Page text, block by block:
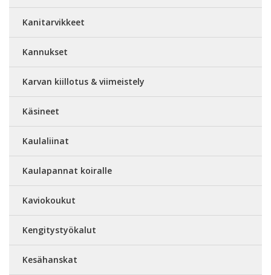
Kanitarvikkeet
Kannukset
Karvan kiillotus & viimeistely
Käsineet
Kaulaliinat
Kaulapannat koiralle
Kaviokoukut
Kengitystyökalut
Kesähanskat